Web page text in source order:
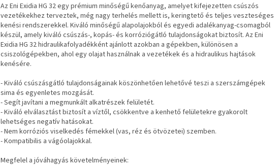
Az Eni Exidia HG 32 egy prémium minőségű kenőanyag, amelyet kifejezetten csúszós
vezetékekhez terveztek, még nagy terhelés mellett is, keringtető és teljes veszteséges
kenési rendszerekkel. Kiváló minőségű alapolajokból és egyedi adalékanyag-csomagból
készül, amely kiváló csúszás-, kopás- és korróziógátló tulajdonságokat biztosít. Az Eni
Exidia HG 32 hidraulikafolyadékként ajánlott azokban a gépekben, különösen a
csiszológépekben, ahol egy olajat használnak a vezetékek és a hidraulikus hajtások
kenésére.
- Kiváló csúszásgátló tulajdonságainak köszönhetően lehetővé teszi a szerszámgépek
sima és egyenletes mozgását.
- Segít javítani a megmunkált alkatrészek felületét.
- Kiváló elválasztást biztosít a víztől, csökkentve a kenhető felületekre gyakorolt
lehetséges negatív hatásokat.
- Nem korróziós viselkedés fémekkel (vas, réz és ötvözetei) szemben.
- Kompatibilis a vágóolajokkal.
Megfelel a jóváhagyás követelményeinek: